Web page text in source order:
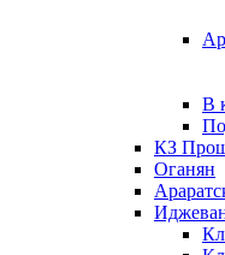
В
КЗ
Оганян